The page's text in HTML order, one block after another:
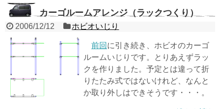
カーゴルームアレンジ（ラックつくり）
2006/12/12 ホビオいじり
前回 に引き続き、ホビオのカーゴ
ルームいじりです。とりあえずラッ
クを作りました。予定とは違って折
りたたみ式ではないけれど、なんと
か取り外しはできそうです・・・。